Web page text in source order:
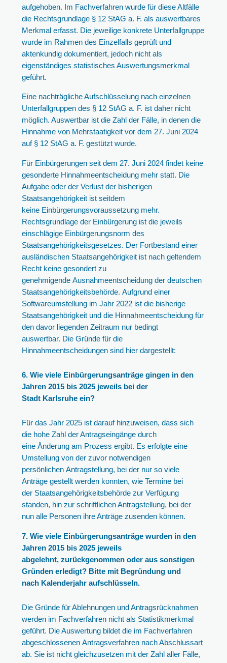
aufgehoben. Im Fachverfahren wurde für diese Altfälle
die Rechtsgrundlage § 12 StAG a. F. als auswertbares
Merkmal erfasst. Die jeweilige konkrete Unterfallgruppe
wurde im Rahmen des Einzelfalls geprüft und
aktenkundig dokumentiert, jedoch nicht als
eigenständiges statistisches Auswertungsmerkmal
geführt.
Eine nachträgliche Aufschlüsselung nach einzelnen
Unterfallgruppen des § 12 StAG a. F. ist daher nicht
möglich. Auswertbar ist die Zahl der Fälle, in denen die
Hinnahme von Mehrstaatigkeit vor dem 27. Juni 2024
auf § 12 StAG a. F. gestützt wurde.
Für Einbürgerungen seit dem 27. Juni 2024 findet keine
gesonderte Hinnahmeentscheidung mehr statt. Die
Aufgabe oder der Verlust der bisherigen
Staatsangehörigkeit ist seitdem
keine Einbürgerungsvoraussetzung mehr.
Rechtsgrundlage der Einbürgerung ist die jeweils
einschlägige Einbürgerungsnorm des
Staatsangehörigkeitsgesetzes. Der Fortbestand einer
ausländischen Staatsangehörigkeit ist nach geltendem
Recht keine gesondert zu
genehmigende Ausnahmeentscheidung der deutschen
Staatsangehörigkeitsbehörde. Aufgrund einer
Softwareumstellung im Jahr 2022 ist die bisherige
Staatsangehörigkeit und die Hinnahmeentscheidung für
den davor liegenden Zeitraum nur bedingt
auswertbar. Die Gründe für die
Hinnahmeentscheidungen sind hier dargestellt:
6. Wie viele Einbürgerungsanträge gingen in den
Jahren 2015 bis 2025 jeweils bei der
Stadt Karlsruhe ein?
Für das Jahr 2025 ist darauf hinzuweisen, dass sich
die hohe Zahl der Antragseingänge durch
eine Änderung am Prozess ergibt. Es erfolgte eine
Umstellung von der zuvor notwendigen
persönlichen Antragstellung, bei der nur so viele
Anträge gestellt werden konnten, wie Termine bei
der Staatsangehörigkeitsbehörde zur Verfügung
standen, hin zur schriftlichen Antragstellung, bei der
nun alle Personen ihre Anträge zusenden können.
7. Wie viele Einbürgerungsanträge wurden in den
Jahren 2015 bis 2025 jeweils
abgelehnt, zurückgenommen oder aus sonstigen
Gründen erledigt? Bitte mit Begründung und
nach Kalenderjahr aufschlüsseln.
Die Gründe für Ablehnungen und Antragsrücknahmen
werden im Fachverfahren nicht als Statistikmerkmal
geführt. Die Auswertung bildet die im Fachverfahren
abgeschlossenen Antragsverfahren nach Abschlussart
ab. Sie ist nicht gleichzusetzen mit der Zahl aller Fälle,